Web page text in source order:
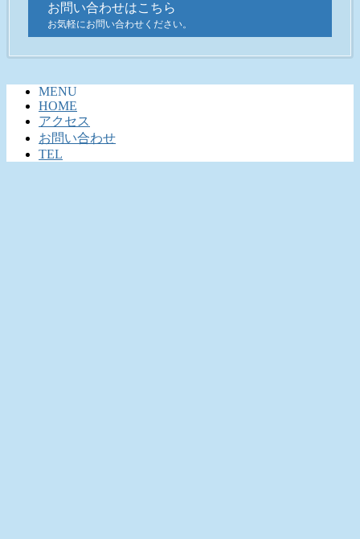
お問い合わせはこちら
お気軽にお問い合わせください。
MENU
HOME
アクセス
お問い合わせ
TEL